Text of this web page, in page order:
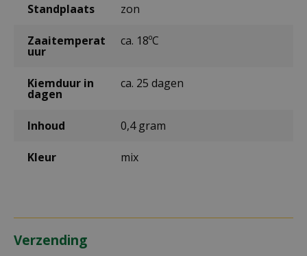
Standplaats zon
Zaaitemperat
uur
ca. 18ºC
Kiemduur in
dagen
ca. 25 dagen
Inhoud 0,4 gram
Kleur mix
Verzending